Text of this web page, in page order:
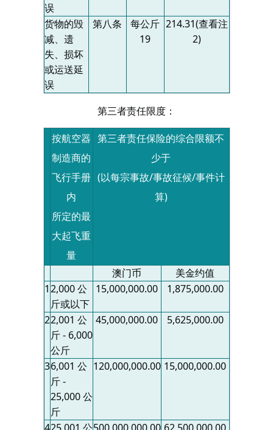
误
货物的毁
减、遗
失、损坏
或运送延
误
第八条
每公斤
19
214.31(查看注
2)
第三者责任限度：
按航空器
制造商的
飞行手册
内
所定的最
大起飞重
量
第三者责任保险的综合限额不
少于
(以每宗事故/事故征候/事件计
算)
澳门币
美金约值
12,000 公
斤或以下
15,000,000.00 1,875,000.00
22,001 公
斤 - 6,000
公斤
45,000,000.00 5,625,000.00
36,001 公
斤 -
25,000 公
斤
120,000,000.00 15,000,000.00